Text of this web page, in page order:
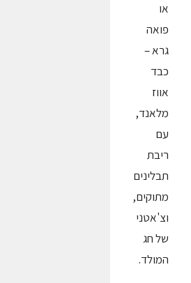
או
פואה
גרא –
כבד
אווז
מלאנד,
עם
ריבת
תבלינים
מתוקים,
וצ'אטני
של חג
המולד.